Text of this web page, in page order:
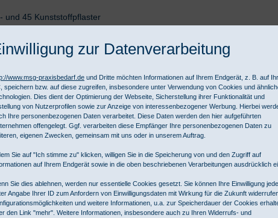
und 45 Kunststoffpflaster
Blutstiller, Schutzbrille oder Schutzhandschuhe
Ersatzteile
zur Datenverarbeitung
www.msg-praxisbedarf.de und Dritte möchten Informationen auf Ihrem Endgerät, z. B. auf
speichern bzw. auf diese zugreifen, insbesondere unter Verwendung von Cookies und
Dies dient der Optimierung der Webseite, Sicherstellung ihrer Funktionalität und
von Nutzerprofilen sowie zur Anzeige von interessenbezogener Werbung. Hierbei
Ihre personenbezogenen Daten verarbeitet. Diese Daten werden den hier aufgeführten
offengelegt. Ggf. verarbeiten diese Empfänger Ihre personenbezogenen Daten zu
eigenen Zwecken, gemeinsam mit uns oder in unserem Auftrag.
Sie auf "Ich stimme zu" klicken, willigen Sie in die Speicherung von und den Zugriff auf
auf Ihrem Endgerät sowie in die oben beschriebenen Verarbeitungen ausdrücklich
Sie dies ablehnen, werden nur essentielle Cookies gesetzt. Sie können Ihre Einwilligung
Angabe Ihrer ID zum Anfordern von Einwilligungsdaten mit Wirkung für die Zukunft
und weitere Informationen, u.a. zur Speicherdauer der Cookies
den Link "mehr". Weitere Informationen, insbesondere auch zu Ihren Widerrufs- und